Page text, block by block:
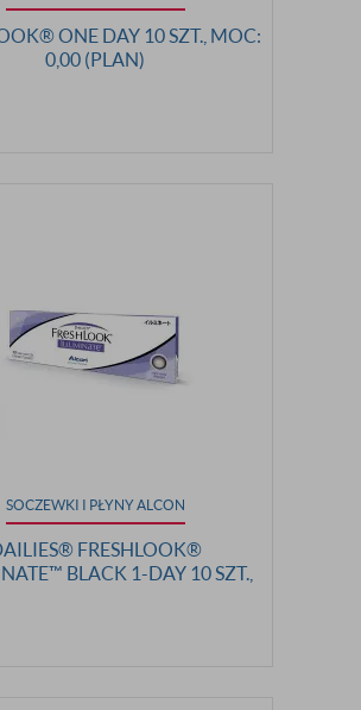
ONE DAY 10 SZT., MOC:
0,00 (PLAN)
SOCZEWKI I PŁYNY ALCON
FRESHLOOK®
BLACK 1-DAY 10 SZT.,